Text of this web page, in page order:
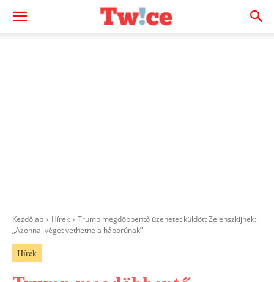
Kezdőlap Hírek
Trump megdöbbentő üzenetet küldött Zelenszkijnek:
„Azonnal véget vethetne a háborúnak”
Hírek